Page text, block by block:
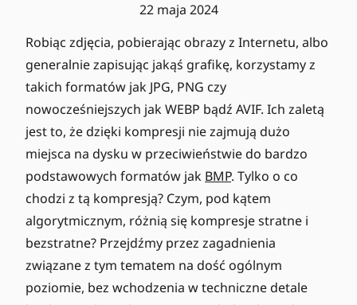
22 maja 2024
Robiąc zdjęcia, pobierając obrazy z Internetu, albo
generalnie zapisując jakąś grafikę, korzystamy z
takich formatów jak JPG, PNG czy
nowocześniejszych jak WEBP bądź AVIF. Ich zaletą
jest to, że dzięki kompresji nie zajmują dużo
miejsca na dysku w przeciwieństwie do bardzo
podstawowych formatów jak BMP. Tylko o co
chodzi z tą kompresją? Czym, pod kątem
algorytmicznym, różnią się kompresje stratne i
bezstratne? Przejdźmy przez zagadnienia
związane z tym tematem na dość ogólnym
poziomie, bez wchodzenia w techniczne detale